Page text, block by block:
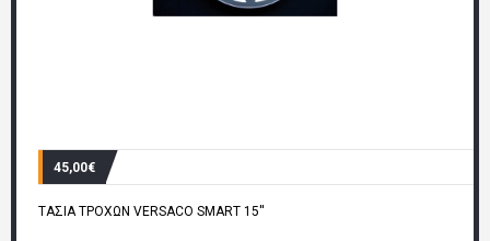
45,00€
ΤΑΣΙΑ ΤΡΟΧΩΝ VERSACO SMART 15''